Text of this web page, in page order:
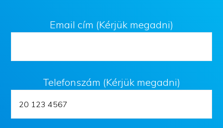
Email cím (Kérjük megadni)
Telefonszám (Kérjük megadni)